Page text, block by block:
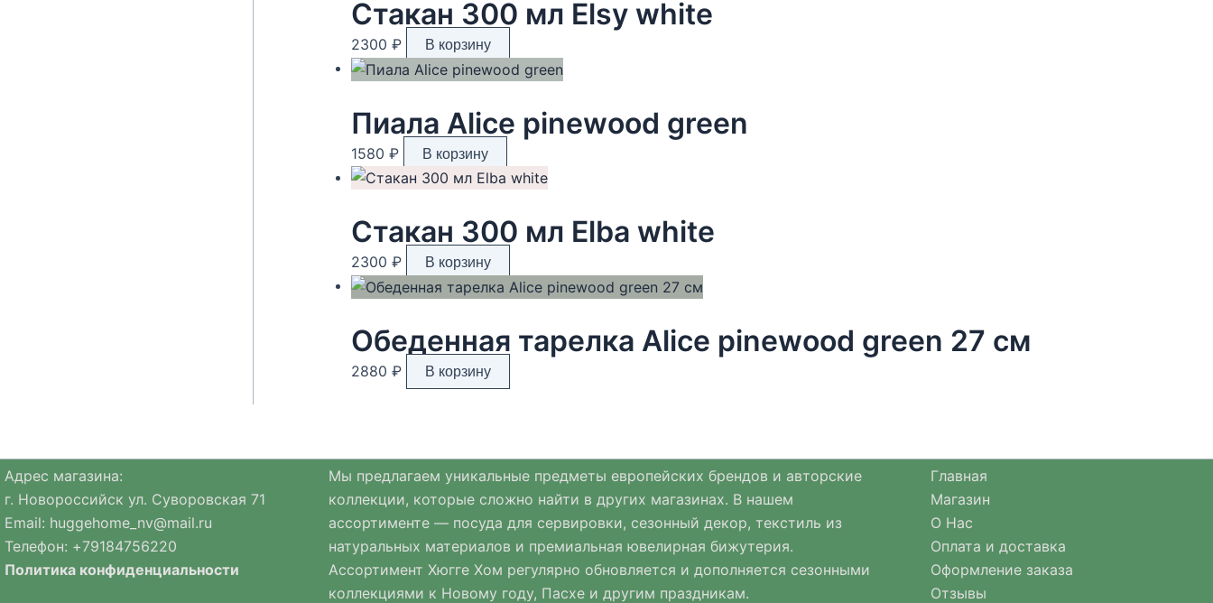
Стакан 300 мл Elsy white
2300 ₽ В корзину
Пиала Alice pinewood green
1580 ₽ В корзину
Стакан 300 мл Elba white
2300 ₽ В корзину
Обеденная тарелка Alice pinewood green 27 см
2880 ₽ В корзину
Адрес магазина:
г. Новороссийск ул. Суворовская 71
Email: huggehome_nv@mail.ru
Телефон: +79184756220
Политика конфиденциальности
Мы предлагаем уникальные предметы европейских брендов и авторские
коллекции, которые сложно найти в других магазинах. В нашем
ассортименте — посуда для сервировки, сезонный декор, текстиль из
натуральных материалов и премиальная ювелирная бижутерия.
Ассортимент Хюгге Хом регулярно обновляется и дополняется сезонными
коллекциями к Новому году, Пасхе и другим праздникам.
Главная
Магазин
О Нас
Оплата и доставка
Оформление заказа
Отзывы